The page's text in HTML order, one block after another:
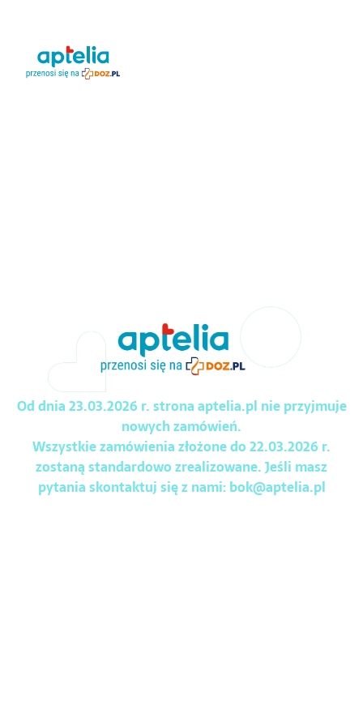
Od dnia 23.03.2026 r. strona aptelia.pl nie przyjmuje
nowych zamówień.
Wszystkie zamówienia złożone do 22.03.2026 r.
zostaną standardowo zrealizowane. Jeśli masz
pytania skontaktuj się z nami:bok@aptelia.pl